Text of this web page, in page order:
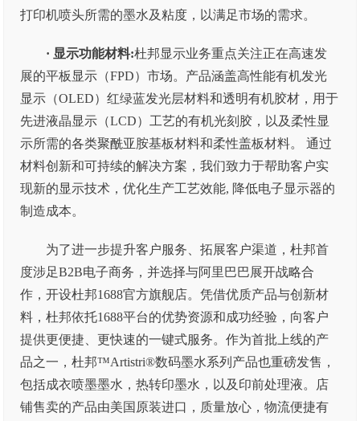
打印机喷头所需的墨水及粘度，以满足市场的需求。
· 显示功能材料:杜邦显示业务重点关注正在高速发
展的平板显示（FPD）市场。产品涵盖高性能有机发光
显示（OLED）红绿蓝发光层材料和透明有机胶材，用于
先进液晶显示（LCD）工艺的有机光刻胶，以及柔性显
示所需的各类聚酰亚胺基板材料和柔性盖板材料。 通过
材料创新和可持续的解决方案，我们致力于帮助客户实
现新的显示技术，优化生产工艺效能, 降低电子显示器的
制造成本。
为了进一步提升客户服务、拓展客户渠道，杜邦首
度涉足B2B电子商务，并选择与阿里巴巴展开战略合
作，开设杜邦1688官方旗舰店。凭借优质产品与创新材
料，杜邦依托1688平台的优势资源和成功经验，向客户
提供更便捷、更快速的一键式服务。作为首批上线的产
品之一，杜邦™Artistri®数码墨水系列产品也重磅发售，
包括成衣喷墨墨水，热转印墨水，以及印前处理液。店
铺售卖的产品由美国原装进口，质量放心，物流便捷有